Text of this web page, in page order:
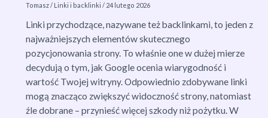
Tomasz/ Linki i backlinki / 24 lutego 2026
Linki przychodzące, nazywane też backlinkami, to jeden z
najważniejszych elementów skutecznego
pozycjonowania strony. To właśnie one w dużej mierze
decydują o tym, jak Google ocenia wiarygodność i
wartość Twojej witryny. Odpowiednio zdobywane linki
mogą znacząco zwiększyć widoczność strony, natomiast
źle dobrane – przynieść więcej szkody niż pożytku. W